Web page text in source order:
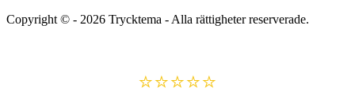
Copyright © - 2026 Trycktema - Alla rättigheter reserverade.
⭐⭐⭐⭐⭐